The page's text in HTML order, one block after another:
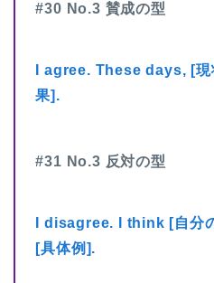
#30 No.3 賛成の型
I agree. These days, [
果].
#31 No.3 反対の型
I disagree. I think [自分
[具体例].